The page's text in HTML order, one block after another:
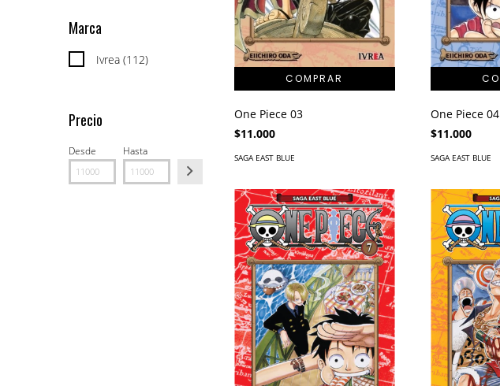
Marca
Ivrea (112)
Precio
Desde Hasta
One Piece 03
$11.000
SAGA EAST BLUE
One Piece 04
$11.000
SAGA EAST BLUE